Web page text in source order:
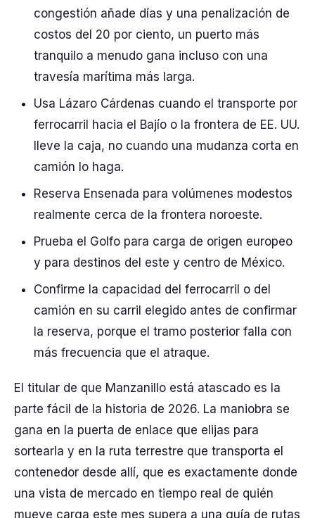
congestión añade días y una penalización de
costos del 20 por ciento, un puerto más
tranquilo a menudo gana incluso con una
travesía marítima más larga.
Usa Lázaro Cárdenas cuando el transporte por
ferrocarril hacia el Bajío o la frontera de EE. UU.
lleve la caja, no cuando una mudanza corta en
camión lo haga.
Reserva Ensenada para volúmenes modestos
realmente cerca de la frontera noroeste.
Prueba el Golfo para carga de origen europeo
y para destinos del este y centro de México.
Confirme la capacidad del ferrocarril o del
camión en su carril elegido antes de confirmar
la reserva, porque el tramo posterior falla con
más frecuencia que el atraque.
El titular de que Manzanillo está atascado es la
parte fácil de la historia de 2026. La maniobra se
gana en la puerta de enlace que elijas para
sortearla y en la ruta terrestre que transporta el
contenedor desde allí, que es exactamente donde
una vista de mercado en tiempo real de quién
mueve carga este mes supera a una guía de rutas